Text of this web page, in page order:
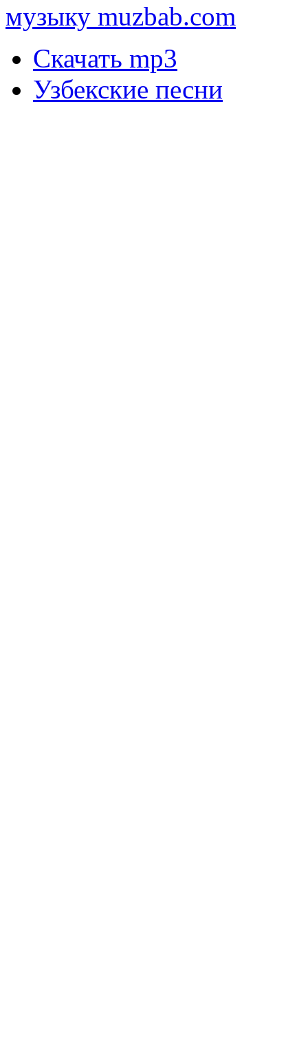
музыку muzbab.com
Скачать mp3
Узбекские песни